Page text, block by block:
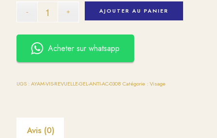
AJOUTER AU PANIER
Acheter sur whatsapp
UGS : AYAM-VIS-REVUELLE-GEL-ANTI-AC-0308 Catégorie : Visage
Avis (0)